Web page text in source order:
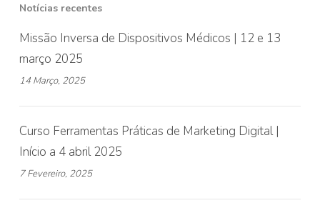
Notícias recentes
Missão Inversa de Dispositivos Médicos | 12 e 13
março 2025
14 Março, 2025
Curso Ferramentas Práticas de Marketing Digital |
Início a 4 abril 2025
7 Fevereiro, 2025